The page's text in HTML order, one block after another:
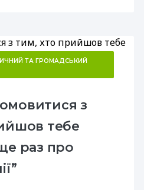
ТА ГРОМАДСЬКИЙ
з
тебе
раз про